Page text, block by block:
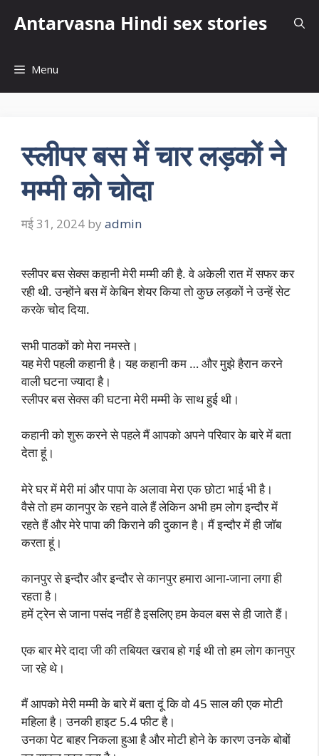
Antarvasna Hindi sex stories
Menu
स्लीपर बस में चार लड़कों ने
मम्मी को चोदा
मई 31, 2024 by admin
स्लीपर बस सेक्स कहानी मेरी मम्मी की है. वे अकेली रात में सफर कर
रही थी. उन्होंने बस में केबिन शेयर किया तो कुछ लड़कों ने उन्हें सेट
करके चोद दिया.
सभी पाठकों को मेरा नमस्ते।
यह मेरी पहली कहानी है। यह कहानी कम … और मुझे हैरान करने
वाली घटना ज्यादा है।
स्लीपर बस सेक्स की घटना मेरी मम्मी के साथ हुई थी।
कहानी को शुरू करने से पहले मैं आपको अपने परिवार के बारे में बता
देता हूं।
मेरे घर में मेरी मां और पापा के अलावा मेरा एक छोटा भाई भी है।
वैसे तो हम कानपुर के रहने वाले हैं लेकिन अभी हम लोग इन्दौर में
रहते हैं और मेरे पापा की किराने की दुकान है। मैं इन्दौर में ही जॉब
करता हूं।
कानपुर से इन्दौर और इन्दौर से कानपुर हमारा आना-जाना लगा ही
रहता है।
हमें ट्रेन से जाना पसंद नहीं है इसलिए हम केवल बस से ही जाते हैं।
एक बार मेरे दादा जी की तबियत खराब हो गई थी तो हम लोग कानपुर
जा रहे थे।
मैं आपको मेरी मम्मी के बारे में बता दूं कि वो 45 साल की एक मोटी
महिला है। उनकी हाइट 5.4 फीट है।
उनका पेट बाहर निकला हुआ है और मोटी होने के कारण उनके बोबों